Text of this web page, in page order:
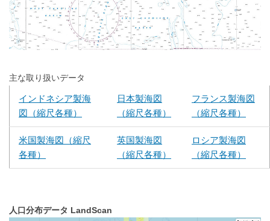
主な取り扱いデータ
インドネシア製海
図（縮尺各種）
日本製海図
（縮尺各種）
フランス製海図
（縮尺各種）
米国製海図（縮尺
各種）
英国製海図
（縮尺各種）
ロシア製海図
（縮尺各種）
人口分布データ LandScan